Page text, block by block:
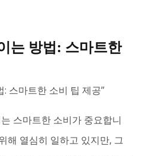
는 방법: 스마트한
스마트한 소비 팁 제공”
스마트한 소비가 중요합니
해 열심히 일하고 있지만, 그